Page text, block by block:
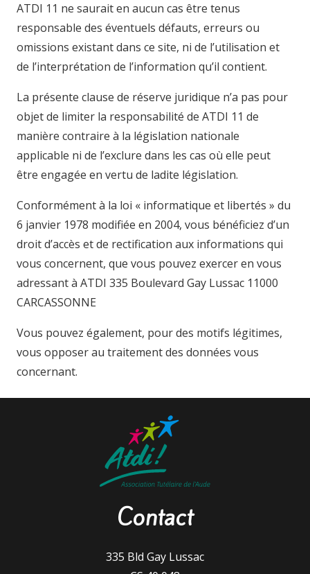
ATDI 11 ne saurait en aucun cas être tenus
responsable des éventuels défauts, erreurs ou
omissions existant dans ce site, ni de l’utilisation et
de l’interprétation de l’information qu’il contient.
La présente clause de réserve juridique n’a pas pour
objet de limiter la responsabilité de ATDI 11 de
manière contraire à la législation nationale
applicable ni de l’exclure dans les cas où elle peut
être engagée en vertu de ladite législation.
Conformément à la loi « informatique et libertés » du
6 janvier 1978 modifiée en 2004, vous bénéficiez d’un
droit d’accès et de rectification aux informations qui
vous concernent, que vous pouvez exercer en vous
adressant à ATDI 335 Boulevard Gay Lussac 11000
CARCASSONNE
Vous pouvez également, pour des motifs légitimes,
vous opposer au traitement des données vous
concernant.
Contact
335 Bld Gay Lussac